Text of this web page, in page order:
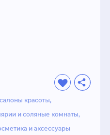
вдохновение и
готовы предложить
кабинета, стрижки,
дизайн и еще
высокого
индивидуально
Окрашивание
себя и пользуются
красоты
и соляные комнаты
и аксессуары